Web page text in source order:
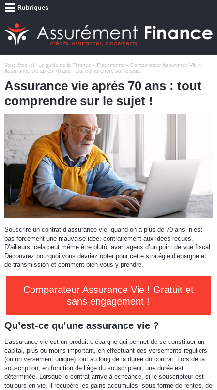
Vous êtes ici : Le guide de la Finance> Placements > Comparateur Assurance Vie>
Assurance vie après 70 ans : tout comprendre sur le sujet !
Assurance vie après 70 ans : tout
comprendre sur le sujet !
Souscrire un contrat d’assurance-vie, quand on a plus de 70 ans, n’est
pas forcément une mauvaise idée, contrairement aux idées reçues.
D’ailleurs, cela peut même être plutôt avantageux d’un point de vue fiscal.
Découvrez pourquoi vous devriez opter pour cette stratégie d’épargne et
de transmission et comment bien vous y prendre.
Comparateur Assurance Vie ! Gratuit et
sans engagement !
Qu’est-ce qu’une assurance vie ?
L’assurance vie est un produit d’épargne qui permet de se constituer un
capital, plus ou moins important, en effectuant des versements réguliers
(ou un versement unique) tout au long de la durée du contrat. Lors de la
souscription, en fonction de l’âge du souscripteur, une durée est
déterminée. Lorsque le contrat arrive à échéance, si le souscripteur est
toujours en vie, il récupère les gains accumulés, sous forme de rentes, de